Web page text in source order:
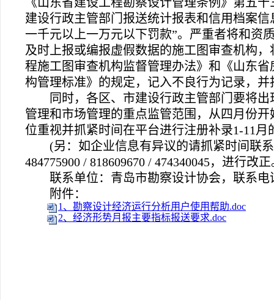
建设行政主管部门报送统计报表和信用档案
一千元以上一万元以下罚款”。严重者将和资
及时上报或编报虚假数据的施工图审查机构
程施工图审查机构监督管理办法》和《山东
构管理标准》的规定， 记入不良行为记录，
同时，各区、市建设行政主管部门要将
管理和市场管理的重点监管范围，从四月份
位重视并抓紧时间在平台进行注册补录1-11月
(另：如企业信息有异议的请抓紧时间联
484775900 / 818609670 / 474340045，进行改
联系单位：青岛市勘察设计协会，联系电
附件：
1、勘察设计经济运行分析用户使用帮助.doc
2、经济形势月报主要指标报送要求.doc